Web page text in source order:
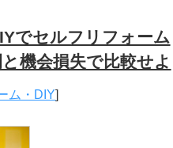
でセルフリフォーム
機会損失で比較せよ
ム・DIY]